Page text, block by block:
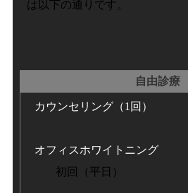
は以下の通りです。
自由診療
カウンセリング（1回）
オフィスホワイトニング
初回（平日）